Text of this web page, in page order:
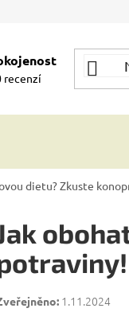
recenzí
dietu? Zkuste
1.11.2024